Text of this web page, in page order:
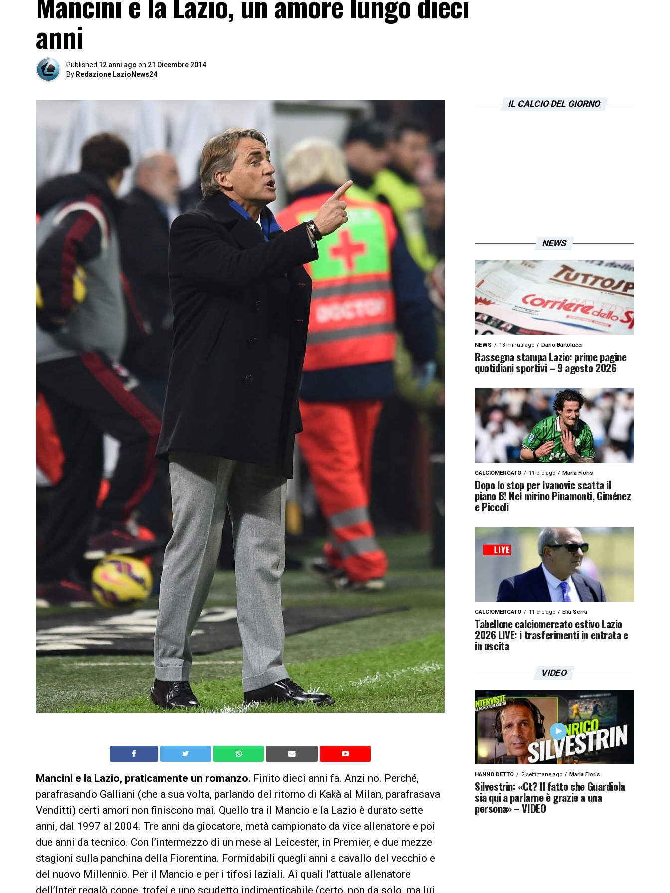
anni
Published 12 anni ago on 21 Dicembre 2014
By Redazione LazioNews24
Mancini e la Lazio, praticamente un romanzo. Finito dieci anni fa. Anzi no. Perché,
parafrasando Galliani (che a sua volta, parlando del ritorno di Kakà al Milan, parafrasava
Venditti) certi amori non finiscono mai. Quello tra il Mancio e la Lazio è durato sette
anni, dal 1997 al 2004. Tre anni da giocatore, metà campionato da vice allenatore e poi
due anni da tecnico. Con l’intermezzo di un mese al Leicester, in Premier, e due mezze
stagioni sulla panchina della Fiorentina. Formidabili quegli anni a cavallo del vecchio e
del nuovo Millennio. Per il Mancio e per i tifosi laziali. Ai quali l’attuale allenatore
dell’Inter regalò coppe, trofei e uno scudetto indimenticabile (certo, non da solo, ma lui
IL CALCIO DEL GIORNO
NEWS
NEWS 13 minuti ago Dario Bartolucci
Rassegna stampa Lazio: prime pagine
quotidiani sportivi – 9 agosto 2026
CALCIOMERCATO 11 ore ago Maria Floris
Dopo lo stop per Ivanovic scatta il
piano B! Nel mirino Pinamonti, Giménez
e Piccoli
CALCIOMERCATO 11 ore ago Elia Serra
Tabellone calciomercato estivo Lazio
2026 LIVE: i trasferimenti in entrata e
in uscita
VIDEO
HANNO DETTO 2 settimane ago Maria Floris
Silvestrin: «Ct? Il fatto che Guardiola
sia qui a parlarne è grazie a una
persona» – VIDEO